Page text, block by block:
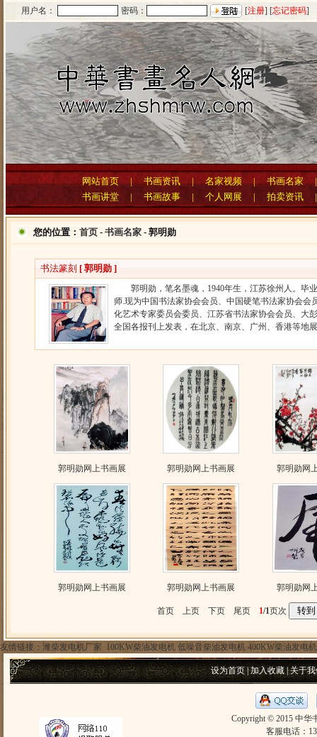
用户名： 密码： [注册] [忘记密码]
网站首页 |书画资讯 |名家视频 |书画名家
书画讲堂
| 书画故事 | 个人网展 | 拍卖资讯
您的位置： 首页 - 书画名家 - 郭明勋
书法篆刻 [ 郭明勋 ]
郭明勋，笔名墨魂，1940年生，江苏徐州人。毕
师.现为中国书法家协会会员、中国硬笔书法家协会会
化艺术专家委员会委员、江苏省书法家协会会员、大
全国各报刊上发表，在北京、南京、广州、香港等地
郭明勋网上书画展 郭明勋网上书画展 郭明勋网
郭明勋网上书画展 郭明勋网上书画展 郭明勋网
首页 上页 下页 尾页 1/1页次
友情链接： 潍柴发电机厂家 100KW柴油发电机 低噪音柴油发电机 400KW柴油发电机
设为首页 | 加入收藏 关于
Copyright © 2015 中华
客服电话：